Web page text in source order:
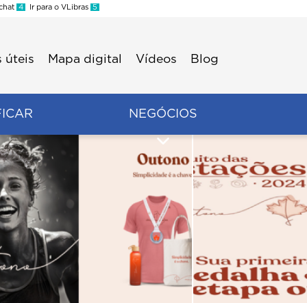
4 Ir para o VLibras 5
úteis Mapa digital Vídeos Blog
NEGÓCIOS